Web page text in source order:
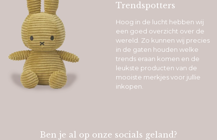
Trendspotters
Hoog in de lucht hebben wij
een goed overzicht over de
wereld. Zo kunnen wij precies
in de gaten houden welke
trends eraan komen en de
leukste producten van de
mooiste merkjes voor jullie
inkopen.
Ben je al op onze socials geland?